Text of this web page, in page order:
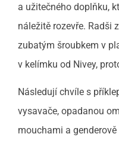
a užitečného doplňku,
náležitě rozevře. Radši
zubatým šroubkem v
v kelímku od Nivey,
Následují chvíle s
vysavače, opadanou
mouchami a